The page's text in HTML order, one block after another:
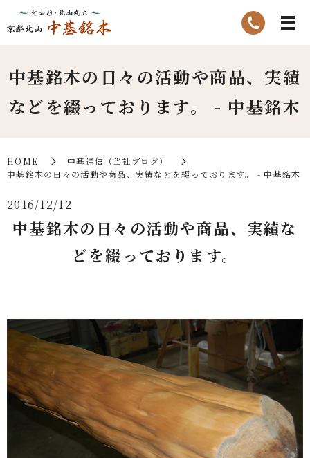
中基銘木の日々の活動や商品、実績
などを綴っております。 - 中基銘木
HOME
中基通信（当社ブログ）
中基銘木の日々の活動や商品、実績などを綴っております。 - 中基銘木
2016/12/12
中基銘木の日々の活動や商品、実績な
どを綴っております。